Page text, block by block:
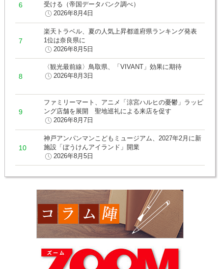
受ける（帝国データバンク調べ）
2026年8月4日
楽天トラベル、夏の人気上昇都道府県ランキング発表
1位は奈良県に
2026年8月5日
〈観光最前線〉鳥取県、「VIVANT」効果に期待
2026年8月3日
ファミリーマート、アニメ「涼宮ハルヒの憂鬱」ラッピ
ング店舗を展開 聖地巡礼による来店を促す
2026年8月7日
神戸アンパンマンこどもミュージアム、2027年2月に新
施設「ぼうけんアイランド」開業
2026年8月5日